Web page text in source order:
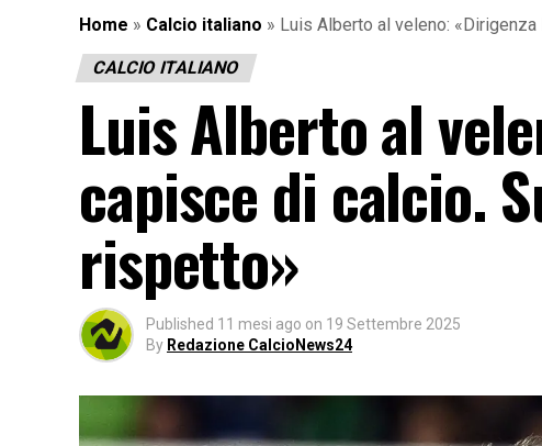
Home » Calcio italiano » Luis Alberto al veleno:
CALCIO ITALIANO
Luis Alberto al
capisce di calcio.
rispetto»
Published 11 mesi ago on 19 Settembre 2025
By Redazione CalcioNews24